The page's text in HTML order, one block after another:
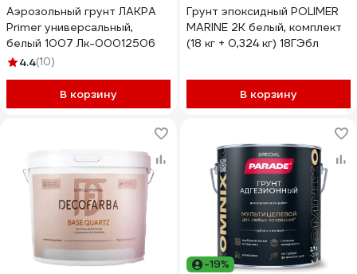
Аэрозольный грунт ЛАКРА
Primer универсальный,
белый 1007 Лк-00012506
4.4(10)
В корзину
Грунт эпоксидный POLIMER
MARINE 2К белый, комплект
(18 кг + 0,324 кг) 18ГЭбл
В корзину
-19%